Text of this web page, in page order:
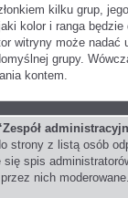
kilku grup,
kolor i ranga
witryny może nadać
grupy.
kontem.
strony z listą osób
spis
nich moderowane.